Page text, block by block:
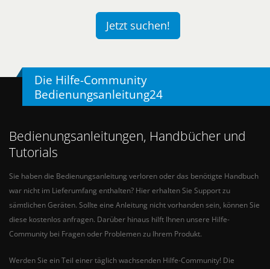
Jetzt suchen!
Die Hilfe-Community
Bedienungsanleitung24
Bedienungsanleitungen, Handbücher und
Tutorials
Sie haben die Bedienungsanleitung verloren oder das benötigte Handbuch
war nicht im Lieferumfang enthalten? Hier erhalten Sie Support zu
sämtlichen Geräten. Sollte eine Anleitung nicht vorhanden sein, können Sie
diese kostenlos anfragen. Darüber hinaus hilft Ihnen unsere Hilfe-
Community bei Fragen oder Problemen zu Ihrem Produkt.
Werden Sie ein Teil einer täglich wachsenden Hilfe-Community! Die